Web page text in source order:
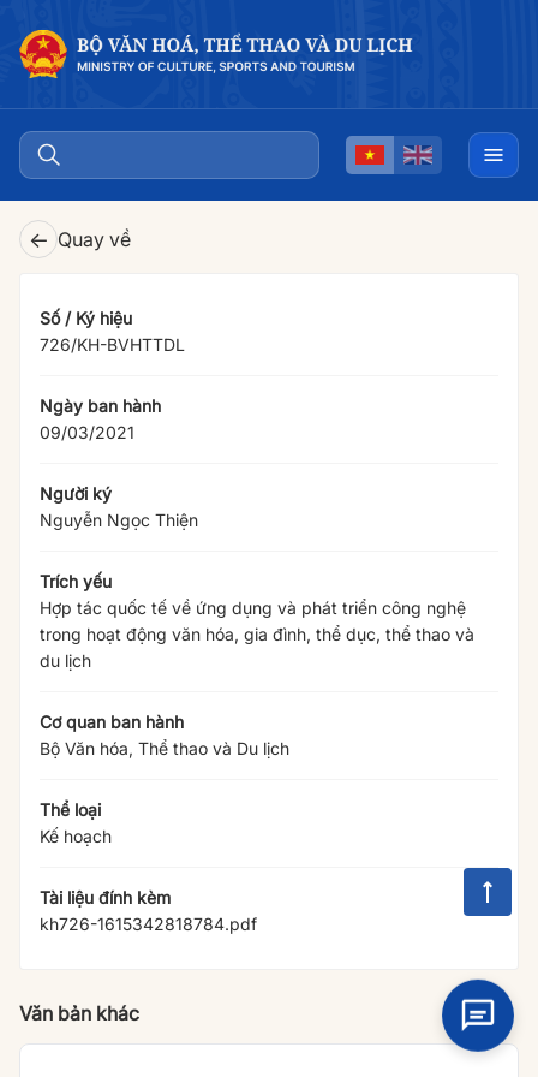
← Quay về
Số / Ký hiệu
726/KH-BVHTTDL
Ngày ban hành
09/03/2021
Người ký
Nguyễn Ngọc Thiện
Trích yếu
Hợp tác quốc tế về ứng dụng và phát triển công nghệ
trong hoạt động văn hóa, gia đình, thể dục, thể thao và
du lịch
Cơ quan ban hành
Bộ Văn hóa, Thể thao và Du lịch
Thể loại
Kế hoạch
Tài liệu đính kèm
kh726-1615342818784.pdf
Văn bản khác